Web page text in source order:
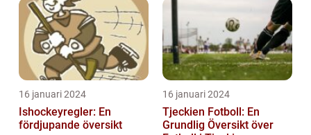
16 januari 2024
Ishockeyregler: En
fördjupande översikt
16 januari 2024
Tjeckien Fotboll: En
Grundlig Översikt över